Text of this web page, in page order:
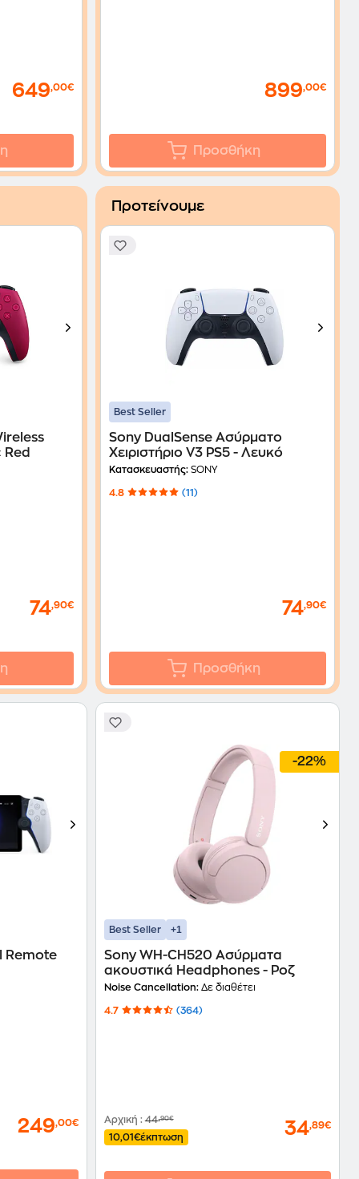
649,00€ 899,00€
Προσθήκη
74,90€
Προτείνουμε
Best Seller
Sony DualSense Ασύρματο
Χειριστήριο V3 PS5 - Λευκό
Κατασκευαστής:SONY
4.8 (11)
74,90€
Προσθήκη
Remote
249,00€
-22%
Best Seller +1
Sony WH-CH520 Ασύρματα
ακουστικά Headphones - Ροζ
Noise Cancellation:Δε διαθέτει
4.7 (364)
Αρχική :44,90€
10,01€έκπτωση 34,89€